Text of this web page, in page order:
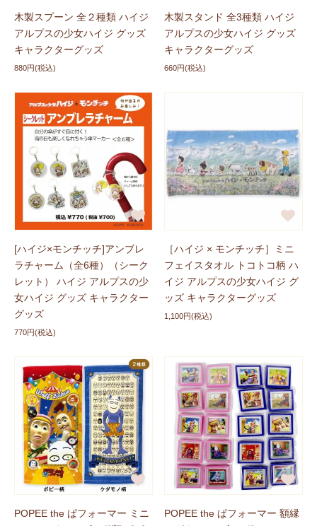
ひチェックしてくださいね。
2026/03/12 新入荷しました
クキー」が新入荷しました！ぜひチェックしてください
ね。
2026/03/06 新入荷しました
ハイジグッズに「お出かけユキちゃん」が新入荷しまし
た！ぜひチェックしてくださいね。
2026/03/06 新商品に追加しました
ハイジグッズに特大ぬいぐるみ 「ハイジ」 、 「ヨーゼ
フ」
、 「ピッチー」が登場しました！ぜひチェックして
くださいね。
ハイジグッズにぬいぐるみ 「ユキちゃん（L）」、「マー
モット」が登場しました！ぜひチェックしてください
ね。
2026/02/27 簡易ラッピングサービス終了のお知ら
せ
いつもご利用いただき、ありがとうございます。
誠に勝手ながら、サービス内容の見直しのため、2月28
スを終了させていただきます。
木製スプーン 全２種類 ハイジ
アルプスの少女ハイジ グッズ
キャラクターグッズ
880円(税込)
木製スタンド 全3種類 ハイジ
アルプスの少女ハイジ グッズ
キャラクターグッズ
660円(税込)
[ハイジ×モンチッチ]アンブレ
ラチャーム（全6種）（シーク
レット） ハイジ アルプスの少
女ハイジ グッズ キャラクター
グッズ
770円(税込)
［ハイジ × モンチッチ］ミニ
フェイスタオル トコトコ柄 ハ
イジ アルプスの少女ハイジ グ
ッズ キャラクターグッズ
1,100円(税込)
POPEE the ぱフォーマー ミニ
POPEE the ぱフォーマー 額縁